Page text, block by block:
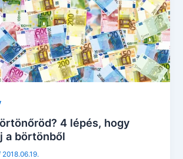
4 lépés, hogy
a börtönből
2018.06.19.